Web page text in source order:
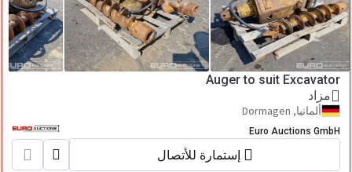
Auger to suit Excavator
مزاد
ألمانيا, Dormagen
Euro Auctions GmbH
إستمارة للأتصال